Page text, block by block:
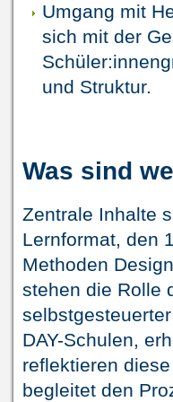
Umgang mit
sich mit der
und Struktur.
Was sind
Zentrale Inhalte
Lernformat, den
Methoden
stehen die Rolle
DAY-Schulen,
reflektieren
begleitet den